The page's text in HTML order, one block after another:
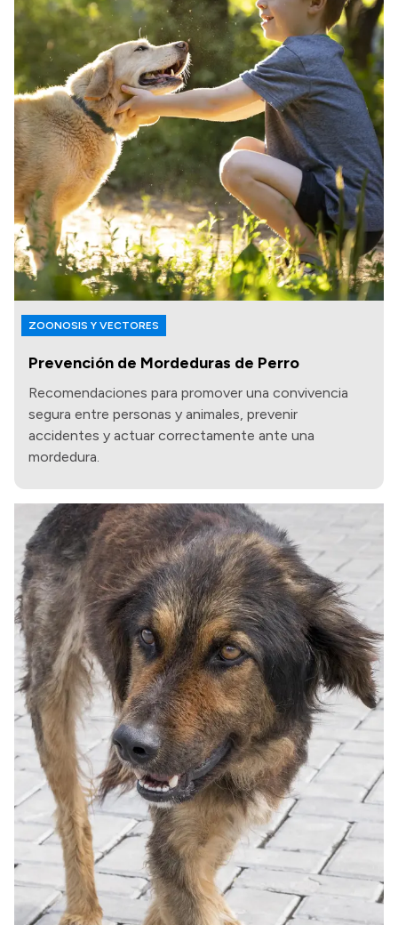
Prevención de Mordeduras de Perro
ZOONOSIS Y VECTORES
Recomendaciones para promover una convivencia
segura entre personas y animales, prevenir
accidentes y actuar correctamente ante una
mordedura.